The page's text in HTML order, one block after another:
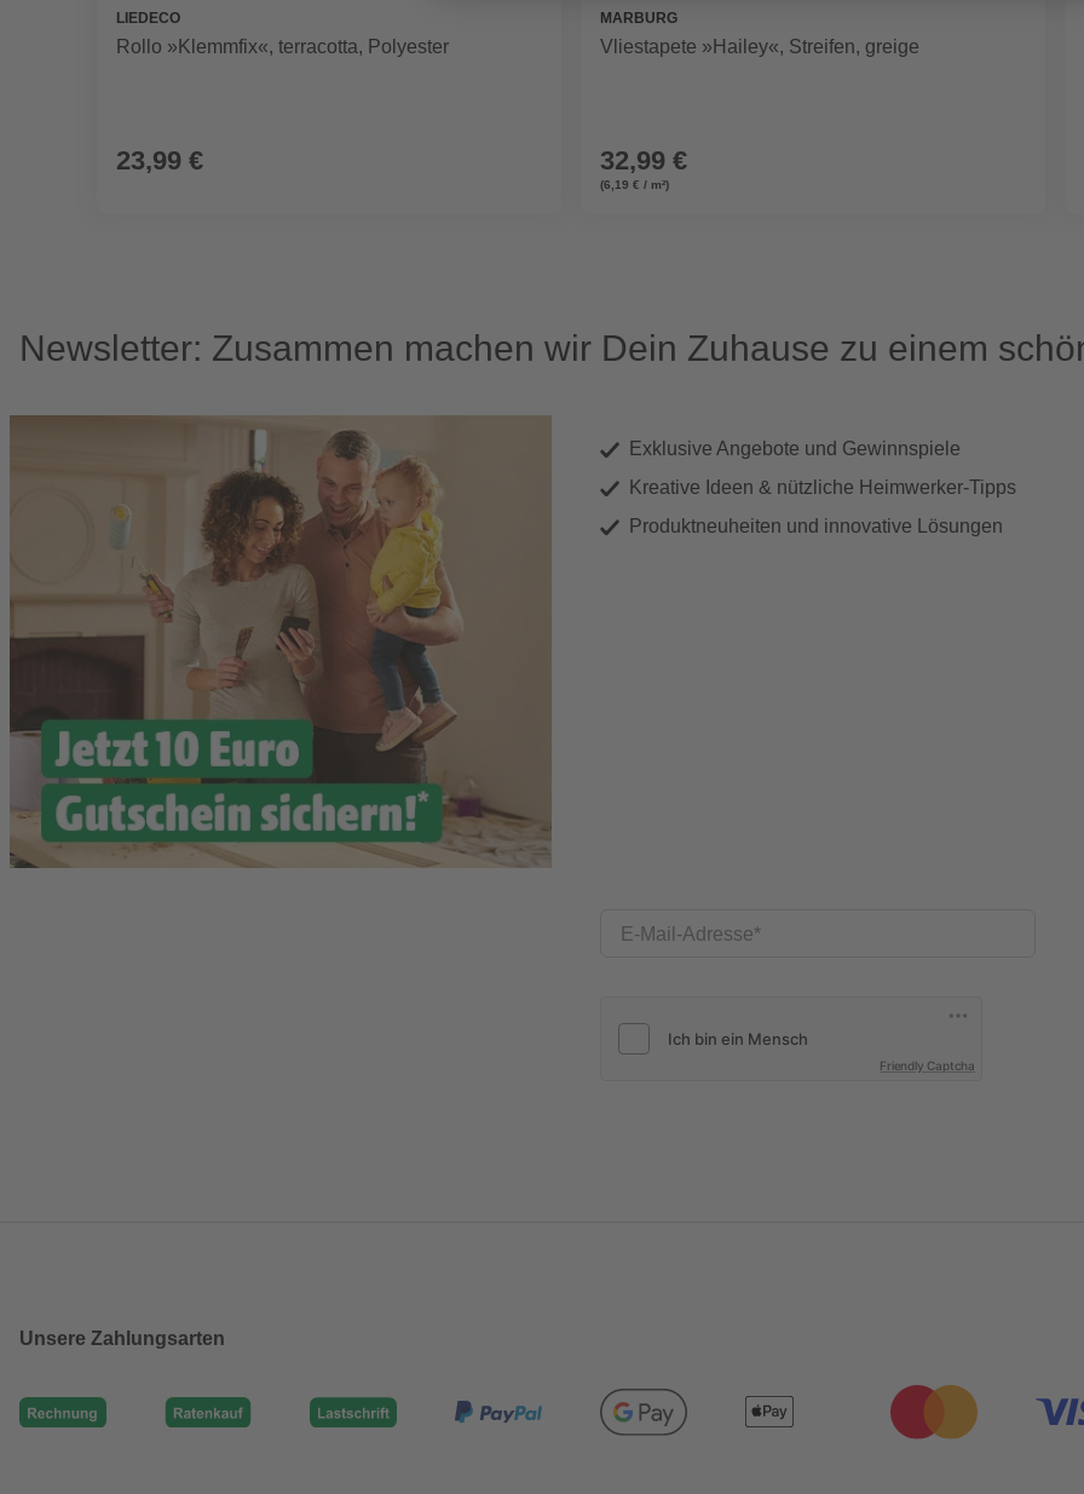
LIEDECO
Rollo »Klemmfix«, terracotta, Polyester
23,99 €
MARBURG
Vliestapete »Hailey«, Streifen, greige
32,99 €
(6,19 € / m²)
Newsletter: Zusammen machen wir Dein Zuhause zu einem
Exklusive Angebote und Gewinnspiele
Kreative Ideen & nützliche Heimwerker-Tipps
Produktneuheiten und innovative Lösungen
E-Mail-Adresse
Friendly Captcha
Unsere Zahlungsarten